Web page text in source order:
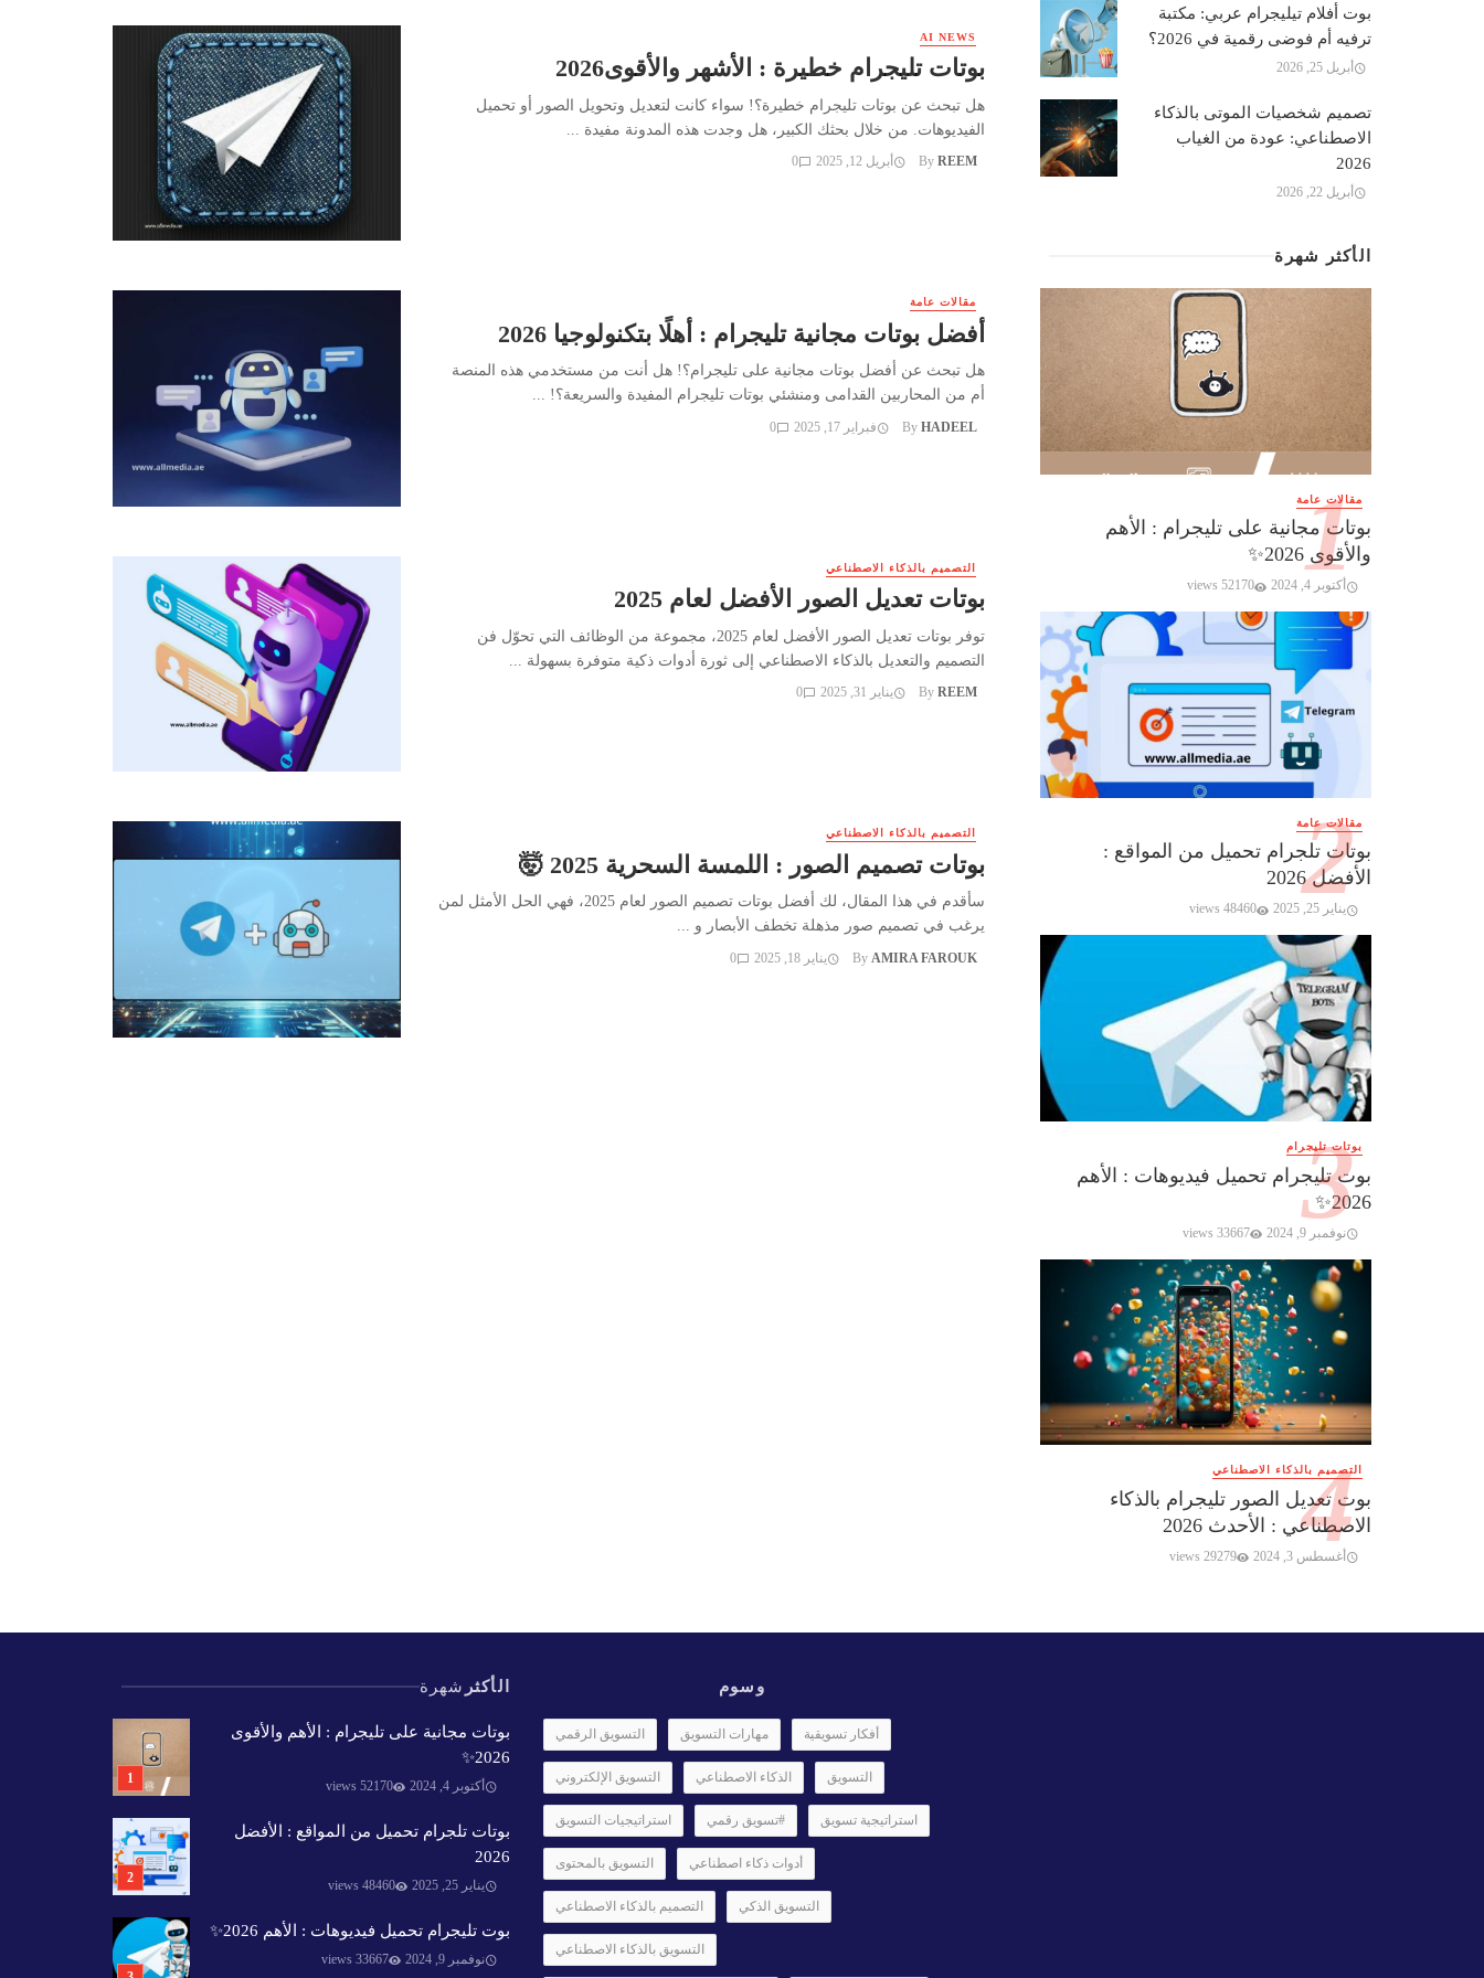
AI NEWS
بوتات تليجرام خطيرة : الأشهر والأقوى2026
هل تبحث عن بوتات تليجرام خطيرة؟! سواء كانت لتعديل وتحويل الصور أو تحميل
الفيديوهات. من خلال بحثك الكبير، هل وجدت هذه المدونة مفيدة ...
By REEM أبريل 12, 2025 0
مقالات عامة
أفضل بوتات مجانية تليجرام : أهلًا بتكنولوجيا 2026
هل تبحث عن أفضل بوتات مجانية على تليجرام؟! هل أنت من مستخدمي هذه المنصة
أم من المحاربين القدامى ومنشئي بوتات تليجرام المفيدة والسريعة؟! ...
By HADEEL فبراير 17, 2025 0
التصميم بالذكاء الاصطناعي
بوتات تعديل الصور الأفضل لعام 2025
توفر بوتات تعديل الصور الأفضل لعام 2025، مجموعة من الوظائف التي تحوّل فن
التصميم والتعديل بالذكاء الاصطناعي إلى ثورة أدوات ذكية متوفرة بسهولة ...
By REEM يناير 31, 2025 0
التصميم بالذكاء الاصطناعي
بوتات تصميم الصور : اللمسة السحرية 2025 🤯
سأقدم في هذا المقال، لك أفضل بوتات تصميم الصور لعام 2025، فهي الحل الأمثل لمن
يرغب في تصميم صور مذهلة تخطف الأبصار و ...
By AMIRA FAROUK يناير 18, 2025 0
بوت أفلام تيليجرام عربي: مكتبة
ترفيه أم فوضى رقمية في 2026؟
أبريل 25, 2026
تصميم شخصيات الموتى بالذكاء
الاصطناعي: عودة من الغياب
2026
أبريل 22, 2026
الأكثر شهرة
مقالات عامة
بوتات مجانية على تليجرام : الأهم
والأقوى 2026✨️
أكتوبر 4, 2024 52170 views
مقالات عامة
بوتات تلجرام تحميل من المواقع :
الأفضل 2026
يناير 25, 2025 48460 views
بوتات تليجرام
بوت تليجرام تحميل فيديوهات : الأهم
2026✨️
نوفمبر 9, 2024 33667 views
التصميم بالذكاء الاصطناعي
بوت تعديل الصور تليجرام بالذكاء
الاصطناعي : الأحدث 2026
أغسطس 3, 2024 29279 views
الأكثر شهرة
بوتات مجانية على تليجرام : الأهم والأقوى
2026✨️
أكتوبر 4, 2024 52170 views
بوتات تلجرام تحميل من المواقع : الأفضل
2026
يناير 25, 2025 48460 views
بوت تليجرام تحميل فيديوهات : الأهم 2026✨️
نوفمبر 9, 2024 33667 views
وسوم
التسويق الرقمي مهارات التسويق أفكار تسويقية
التسويق الإلكتروني الذكاء الاصطناعي التسويق
استراتيجيات التسويق #تسويق رقمي استراتيجية تسويق
التسويق بالمحتوى أدوات ذكاء اصطناعي
التصميم بالذكاء الاصطناعي التسويق الذكي
التسويق بالذكاء الاصطناعي